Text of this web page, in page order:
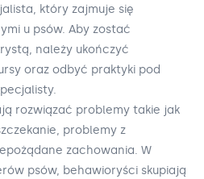
który zajmuje się
u psów. Aby zostać
należy ukończyć
oraz odbyć praktyki pod
rozwiązać problemy takie jak
problemy z
zachowania. W
psów, behawioryści skupiają